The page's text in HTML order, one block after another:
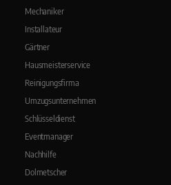
Mechaniker
Installateur
Gärtner
Hausmeisterservice
Reinigungsfirma
Umzugsunternehmen
Schlüsseldienst
Eventmanager
Nachhilfe
Dolmetscher